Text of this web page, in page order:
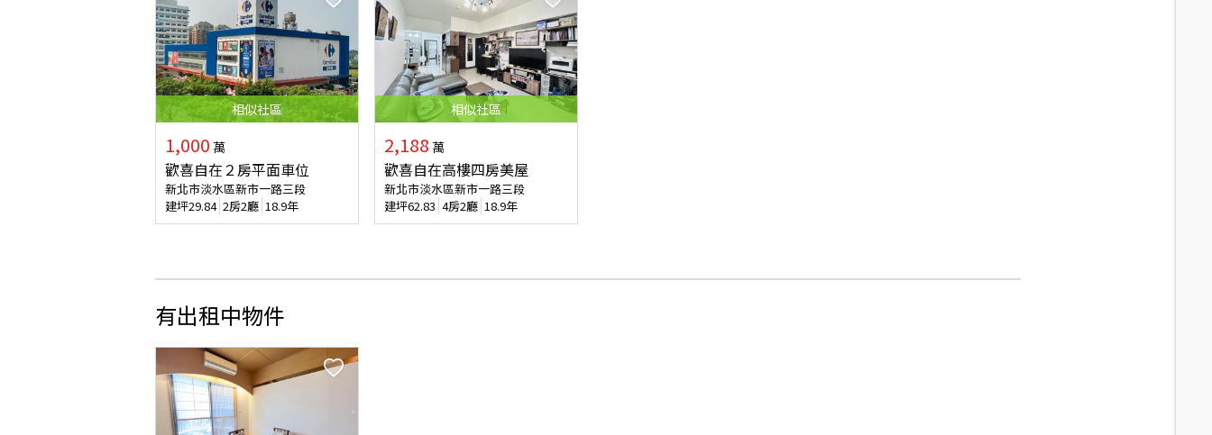
相似社區
1,000 萬
歡喜自在２房平面車位
新北市淡水區新市一路三段
建坪29.84 2房2廳 18.9年
相似社區
2,188 萬
歡喜自在高樓四房美屋
新北市淡水區新市一路三段
建坪62.83 4房2廳 18.9年
有出租中物件